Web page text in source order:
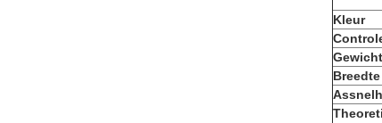
Kleur
Gewicht
Breedte